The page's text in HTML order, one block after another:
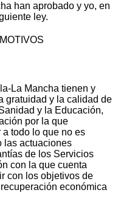
han aprobado y yo, en
ley.
La Mancha tienen y
gratuidad y la calidad de
y la Educación,
por la que
todo lo que no es
las actuaciones
de los Servicios
con la que cuenta
con los objetivos de
económica